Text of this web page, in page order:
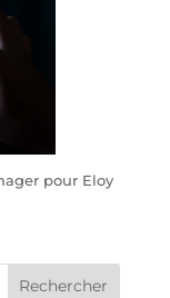
pour Eloy